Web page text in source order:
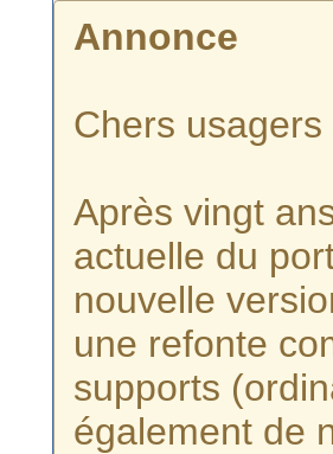
Annonce
Chers
Après vingt
actuelle du
nouvelle
une refonte
supports
également de